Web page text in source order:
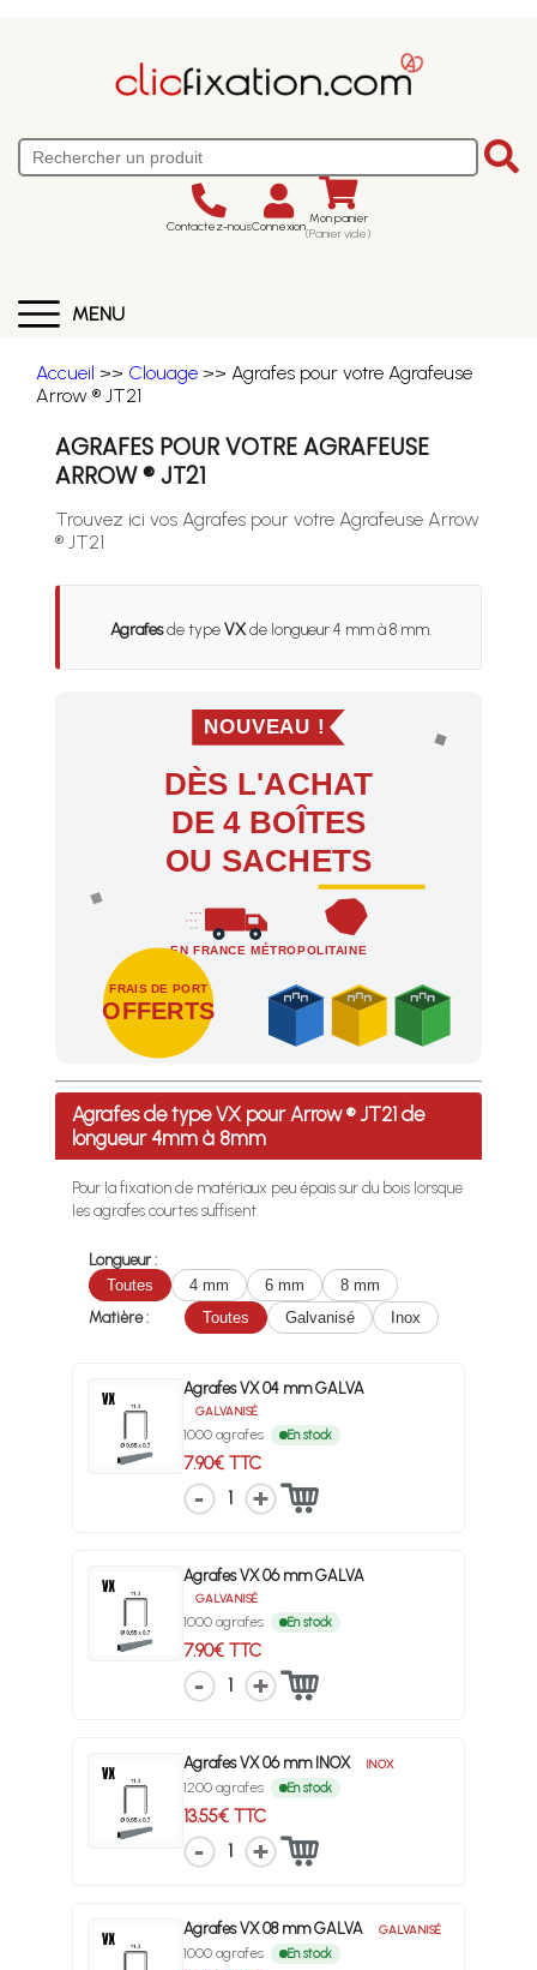
Contactez-nousConnexion Mon panier
(Panier vide)
MENU
Accueil >> Clouage >> Agrafes pour votre Agrafeuse
Arrow ® JT21
AGRAFES POUR VOTRE AGRAFEUSE
ARROW ® JT21
Trouvez ici vos Agrafes pour votre Agrafeuse Arrow
® JT21
Agrafesde typeVXde longueur 4 mm à 8 mm.
NOUVEAU !
DÈS L'ACHAT
DE 4 BOÎTES
OU SACHETS
EN FRANCE MÉTROPOLITAINE
FRAIS DE PORT
OFFERTS
Profitez des Frais de port offerts en France
Agrafes de type VX pour Arrow ® JT21 de
longueur 4mm à 8mm
Pour la fixation de matériaux peu épais sur du bois lorsque
les agrafes courtes suffisent.
Longueur :
Toutes
4 mm 6 mm
8 mm
Matière :
Toutes Galvanisé Inox
Agrafes VX 04 mm GALVA
GALVANISÉ
1000 agrafes En stock
7.90€ TTC
1
Agrafes VX 06 mm GALVA
GALVANISÉ
1000 agrafes En stock
7.90€ TTC
1
Agrafes VX 06 mm INOX INOX
1200 agrafes En stock
13.55€ TTC
1
Agrafes VX 08 mm GALVA GALVANISÉ
1000 agrafes En stock